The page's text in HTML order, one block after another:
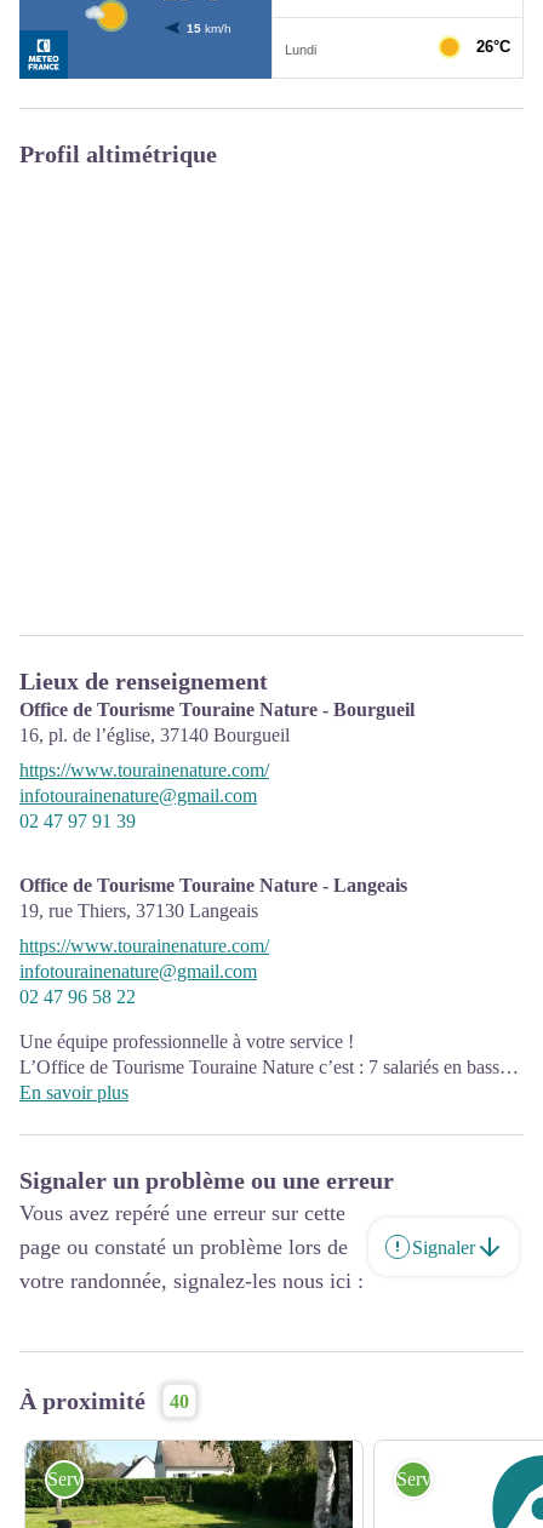
Profil altimétrique
Lieux de renseignement
Office de Tourisme Touraine Nature - Bourgueil
16, pl. de l’église, 37140 Bourgueil
https://www.tourainenature.com/
infotourainenature@gmail.com
02 47 97 91 39
Office de Tourisme Touraine Nature - Langeais
19, rue Thiers, 37130 Langeais
https://www.tourainenature.com/
infotourainenature@gmail.com
02 47 96 58 22
Une équipe professionnelle à votre service !
L’Office de Tourisme Touraine Nature c’est : 7 salariés en basse
saison et 10 en haute saison. L’Office de Tourisme Touraine
L’Office de Tourisme Touraine Nature est un EPIC
(Etablissement Public à caractère Industriel et Commercial) qui
assure la promotion touristique du territoire de la Communauté de
communes Touraine Ouest Val de Loire depuis le 1er juillet 2016,
soit 28 communes.
Son siège juridique et administratif est situé à Langeais. Un autre
L’Office de Tourisme dépend financièrement de la Trésorerie
Publique basée à Langeais et dispose d’une régie pour ses
activités commerciales.
En savoir plus
Signaler un problème ou une erreur
Vous avez repéré une erreur sur cette
page ou constaté un problème lors de
votre randonnée, signalez-les nous ici :
Signaler
À proximité 40
Services Services